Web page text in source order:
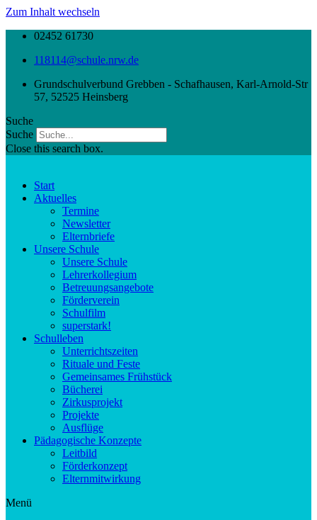
Zum Inhalt wechseln
02452 61730
118114@schule.nrw.de
Grundschulverbund Grebben - Schafhausen, Karl-Arnold-Str
57, 52525 Heinsberg
Suche
Suche
Close this search box.
Start
Aktuelles
Termine
Newsletter
Elternbriefe
Unsere Schule
Unsere Schule
Lehrerkollegium
Betreuungsangebote
Förderverein
Schulfilm
superstark!
Schulleben
Unterrichtszeiten
Rituale und Feste
Gemeinsames Frühstück
Bücherei
Zirkusprojekt
Projekte
Ausflüge
Pädagogische Konzepte
Leitbild
Förderkonzept
Elternmitwirkung
Menü